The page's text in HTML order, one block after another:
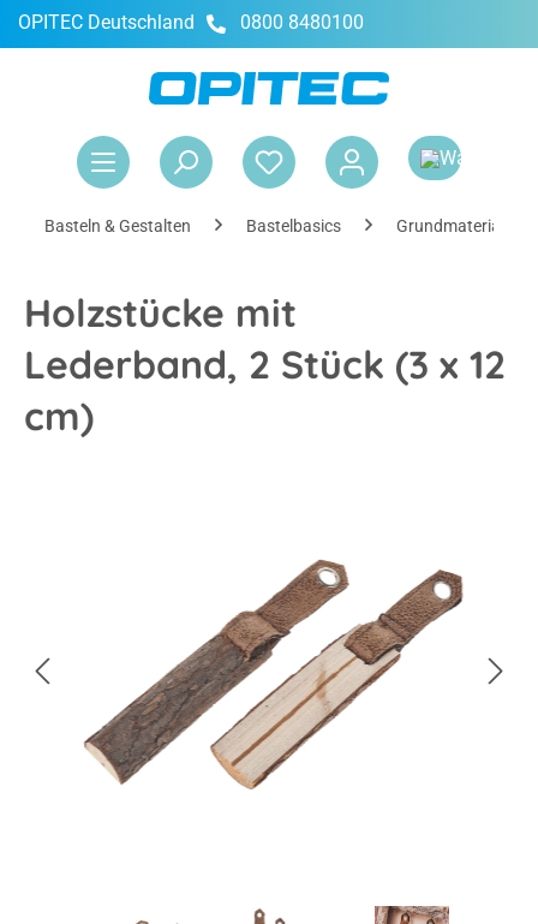
springen
OPITEC Deutschland 0800 8480100
Basteln & Gestalten Bastelbasics Grundmaterialien
Holzstücke mit
Lederband, 2 Stück (3 x 12
cm)